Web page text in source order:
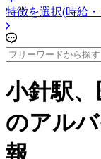
特徴を選択(時給
小針駅
のアル
報